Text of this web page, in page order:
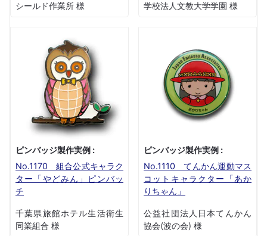
シールド作業所 様
学校法人文教大学学園 様
ピンバッジ製作実例 :
No.1170 組合公式キャラク
ター「やどみん」ピンバッ
チ
千葉県旅館ホテル生活衛生
同業組合 様
ピンバッジ製作実例 :
No.1110 てんかん運動マス
コットキャラクター「あか
りちゃん」
公益社団法人日本てんかん
協会(波の会) 様